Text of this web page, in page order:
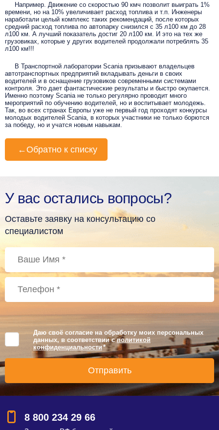
Например. Движение со скоростью 90 кмч позволит выиграть 1%
времени, но на 10% увеличивает расход топлива и т.п. Инженеры
наработали целый комплекс таких рекомендаций, после которых
средний расход топлива по автопарку снизился с 35 л100 км до 28
л100 км. А лучший показатель достиг 20 л100 км. И это на тех же
грузовиках, которые у других водителей продолжали потреблять 35
л100 км!!!
В Транспортной лаборатории Scania призывают владельцев
автотранспортных предприятий вкладывать деньги в своих
водителей и в оснащение грузовиков современными системами
контроля. Это дает фантастические результаты и быстро окупается.
Именно поэтому Scania не только регулярно проводит много
мероприятий по обучению водителей, но и воспитывает молодежь.
Так, во всех странах Европы уже не первый год проходят конкурсы
молодых водителей Scania, в которых участники не только борются
за победу, но и учатся новым навыкам.
← Обратно к списку
У вас остались вопросы?
Оставьте заявку на консультацию со
специалистом
Даю своё согласие на обработку моих персональных
данных, в соответствии сполитикой
конфиденциальности *
8 800 234 29 66